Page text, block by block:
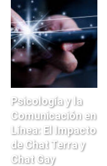
Psicología y la
Comunicación en
Línea: El Impacto
de Chat Terra y
Chat Gay